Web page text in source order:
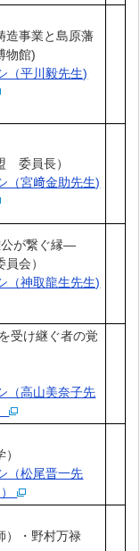
造事業と島原藩
物館)
（平川毅先生)
委員長）
（宮﨑金助先生)
が繋ぐ縁―
員会）
（神取龍生先生)
受け継ぐ者の覚
（高山美奈子先
（松尾晋一先
）
）・野村万禄